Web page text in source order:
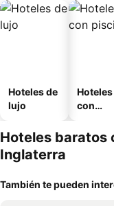
Hoteles de
lujo
Hoteles
con
Hoteles baratos
Inglaterra
También te pueden